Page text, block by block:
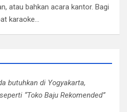
atau bahkan acara kantor. Bagi
karaoke…
butuhkan di Yogyakarta,
“Toko Baju Rekomended”